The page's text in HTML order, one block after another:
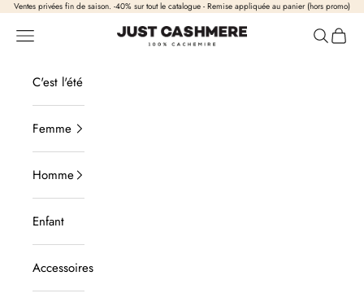
Passer au contenu
Ventes privées fin de saison. -40% sur tout le catalogue - Remise appliquée au panier (hors promo)
Just Cashmere
Ouvrir la navigation Ouvrir la
Voir
C'est l'été
Femme
Homme
Enfant
Accessoires